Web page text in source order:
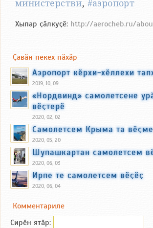
министерстви, #аэропорт
Хыпар ҫӑлкуҫӗ: http://aerocheb.ru/
Ҫавӑн пекех пӑхӑр
Аэропорт кӗрхи-хӗллехи
2019, 10, 09
«Нордвинд» самолетсене
вӗҫтерӗ
2020, 02, 02
Самолетсем Крыма та
2020, 05, 20
Шупашкартан самолетсем
2020, 06, 03
Ирпе те самолетсем вӗҫӗҫ
2020, 06, 04
Комментариле
Сирӗн ятӑp: